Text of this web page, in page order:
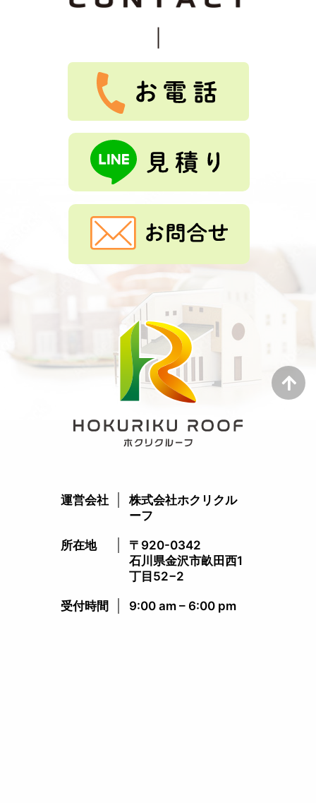
綺麗になりました。ありがとうございました。
もっと見る
運営会社
株式会社ホクリクル
ーフ
所在地
〒920-0342
石川県金沢市畝田西1
丁目52−2
受付時間​ 9:00 am – 6:00 pm​